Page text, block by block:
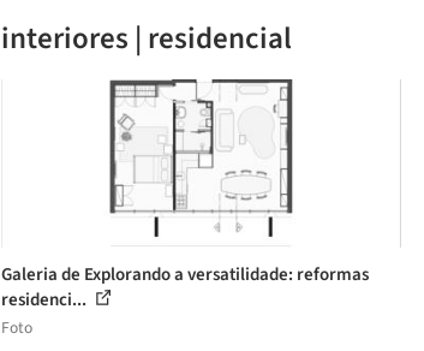
interiores | residencial
Galeria de Explorando a versatilidade: reformas
residenci...
Foto